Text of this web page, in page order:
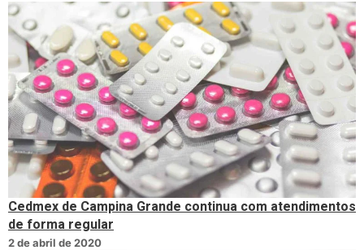
Cedmex de Campina Grande continua com atendimentos
de forma regular
2 de abril de 2020